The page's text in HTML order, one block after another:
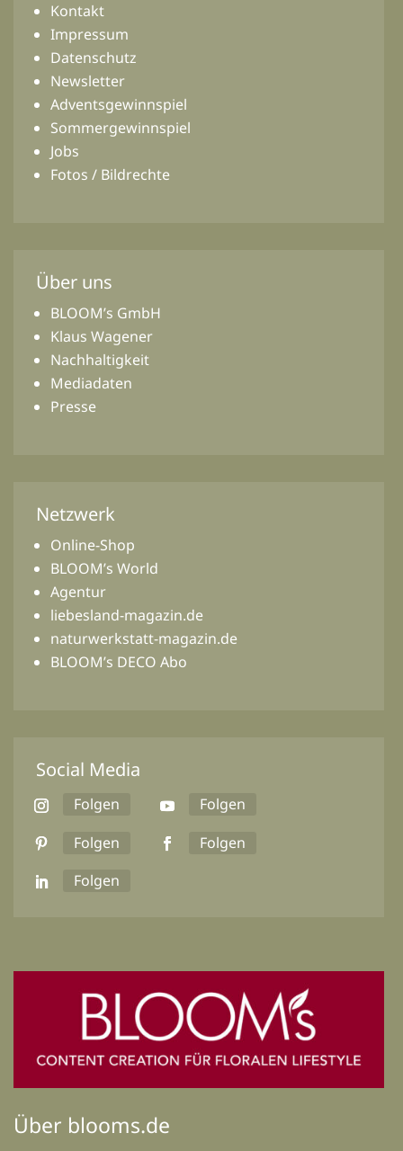
Kontakt
Impressum
Datenschutz
Newsletter
Adventsgewinnspiel
Sommergewinnspiel
Jobs
Fotos / Bildrechte
Über uns
BLOOM’s GmbH
Klaus Wagener
Nachhaltigkeit
Mediadaten
Presse
Netzwerk
Online-Shop
BLOOM’s World
Agentur
liebesland-magazin.de
naturwerkstatt-magazin.de
BLOOM’s DECO Abo
Social Media
Folgen
Folgen
Folgen
Folgen
Folgen
Über blooms.de